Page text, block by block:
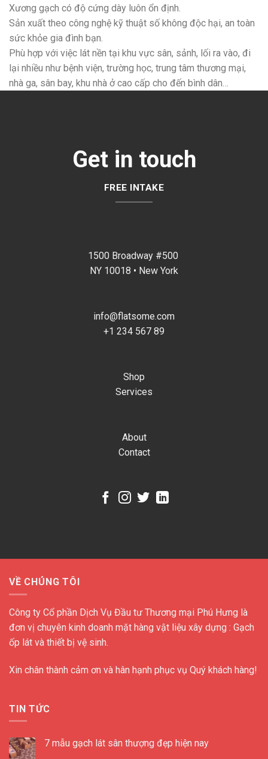
Xương gạch có độ cứng dày luôn ổn định.
Sản xuất theo công nghệ kỹ thuật số không độc hại, an toàn
sức khỏe gia đình bạn.
Phù hợp với việc lát nền tại khu vực sân, sảnh, lối ra vào, đi
lại nhiều như bệnh viện, trường học, trung tâm thương mại,
nhà ga, sân bay, khu nhà ở cao cấp cho đến bình dân…
Get in touch
FREE INTAKE
1500 Broadway #500
NY 10018 • New York
info@flatsome.com
+1 234 567 89
Shop
Services
About
Contact
VỀ CHÚNG TÔI
Công ty Cổ phần Dịch Vụ Đầu tư Thương mại Phú Hưng là
đơn vị chuyên kinh doanh mặt hàng vật liệu xây dựng : Gạch
ốp lát và thiết bị vệ sinh.
Xin chân thành cảm ơn và hân hạnh phục vụ Quý khách hàng!
TIN TỨC
7 mẫu gạch lát sân thượng đẹp hiện nay